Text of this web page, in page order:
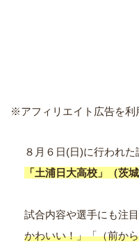
※アフィリエイト広告を利
８月６日(日)に行われ
「土浦日大高校」（茨城
試合内容や選手にも注
かわいい！」「（前か